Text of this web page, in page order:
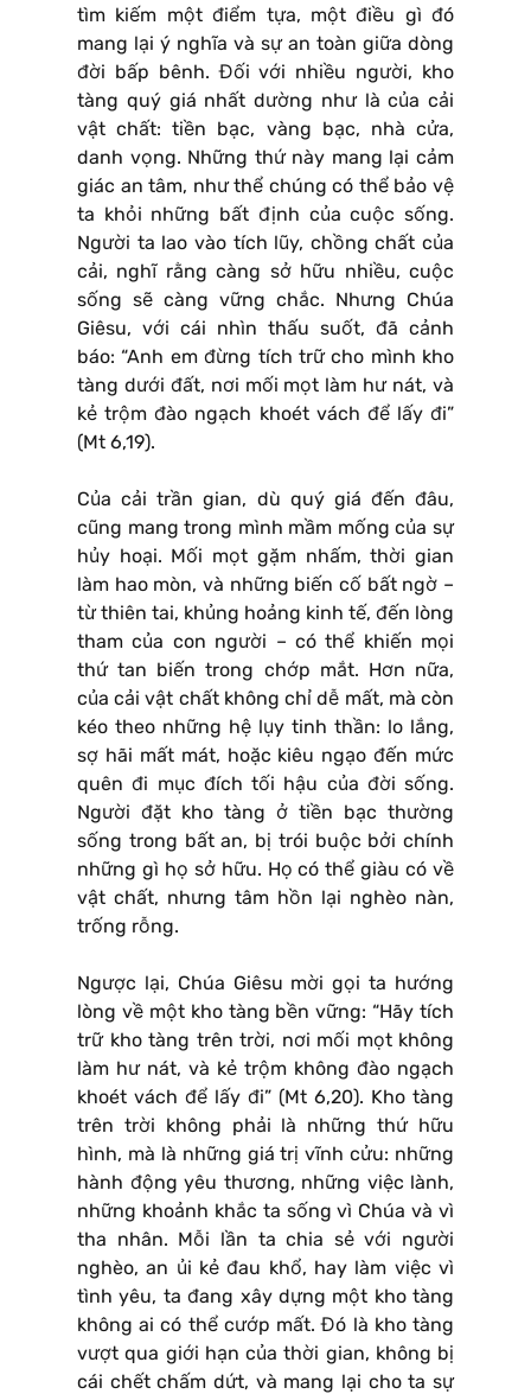
tìm kiếm một điểm tựa, một điều gì đó
mang lại ý nghĩa và sự an toàn giữa dòng
đời bấp bênh. Đối với nhiều người, kho
tàng quý giá nhất dường như là của cải
vật chất: tiền bạc, vàng bạc, nhà cửa,
danh vọng. Những thứ này mang lại cảm
giác an tâm, như thể chúng có thể bảo vệ
ta khỏi những bất định của cuộc sống.
Người ta lao vào tích lũy, chồng chất của
cải, nghĩ rằng càng sở hữu nhiều, cuộc
sống sẽ càng vững chắc. Nhưng Chúa
Giêsu, với cái nhìn thấu suốt, đã cảnh
báo: “Anh em đừng tích trữ cho mình kho
tàng dưới đất, nơi mối mọt làm hư nát, và
kẻ trộm đào ngạch khoét vách để lấy đi”
(Mt 6,19).
Của cải trần gian, dù quý giá đến đâu,
cũng mang trong mình mầm mống của sự
hủy hoại. Mối mọt gặm nhấm, thời gian
làm hao mòn, và những biến cố bất ngờ –
từ thiên tai, khủng hoảng kinh tế, đến lòng
tham của con người – có thể khiến mọi
thứ tan biến trong chớp mắt. Hơn nữa,
của cải vật chất không chỉ dễ mất, mà còn
kéo theo những hệ lụy tinh thần: lo lắng,
sợ hãi mất mát, hoặc kiêu ngạo đến mức
quên đi mục đích tối hậu của đời sống.
Người đặt kho tàng ở tiền bạc thường
sống trong bất an, bị trói buộc bởi chính
những gì họ sở hữu. Họ có thể giàu có về
vật chất, nhưng tâm hồn lại nghèo nàn,
trống rỗng.
Ngược lại, Chúa Giêsu mời gọi ta hướng
lòng về một kho tàng bền vững: “Hãy tích
trữ kho tàng trên trời, nơi mối mọt không
làm hư nát, và kẻ trộm không đào ngạch
khoét vách để lấy đi” (Mt 6,20). Kho tàng
trên trời không phải là những thứ hữu
hình, mà là những giá trị vĩnh cửu: những
hành động yêu thương, những việc lành,
những khoảnh khắc ta sống vì Chúa và vì
tha nhân. Mỗi lần ta chia sẻ với người
nghèo, an ủi kẻ đau khổ, hay làm việc vì
tình yêu, ta đang xây dựng một kho tàng
không ai có thể cướp mất. Đó là kho tàng
vượt qua giới hạn của thời gian, không bị
cái chết chấm dứt, và mang lại cho ta sự